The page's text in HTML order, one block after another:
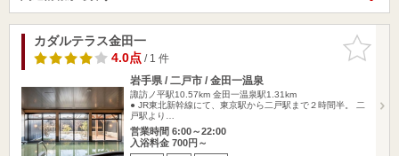
お気に入
りに追加
カダルテラス金田一
4.0点/ 1 件
岩手県 / 二戸市 / 金田一温泉
諏訪ノ平駅10.57km 金田一温泉駅1.31km
● JR東北新幹線にて、東京駅から二戸駅まで２時間半。 二
戸駅より…
営業時間 6:00～22:00
入浴料金 700円～